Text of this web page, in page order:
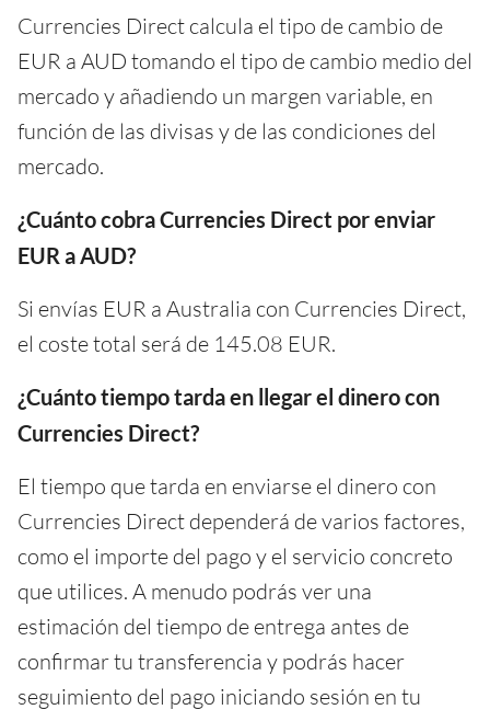
Currencies Direct calcula el tipo de cambio de
EUR a AUD tomando el tipo de cambio medio del
mercado y añadiendo un margen variable, en
función de las divisas y de las condiciones del
mercado.
¿Cuánto cobra Currencies Direct por enviar
EUR a AUD?
Si envías EUR a Australia con Currencies Direct,
el coste total será de 145.08 EUR.
¿Cuánto tiempo tarda en llegar el dinero con
Currencies Direct?
El tiempo que tarda en enviarse el dinero con
Currencies Direct dependerá de varios factores,
como el importe del pago y el servicio concreto
que utilices. A menudo podrás ver una
estimación del tiempo de entrega antes de
confirmar tu transferencia y podrás hacer
seguimiento del pago iniciando sesión en tu